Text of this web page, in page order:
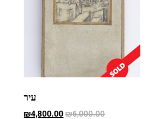
עיר
₪6,000.00
₪4,800.00